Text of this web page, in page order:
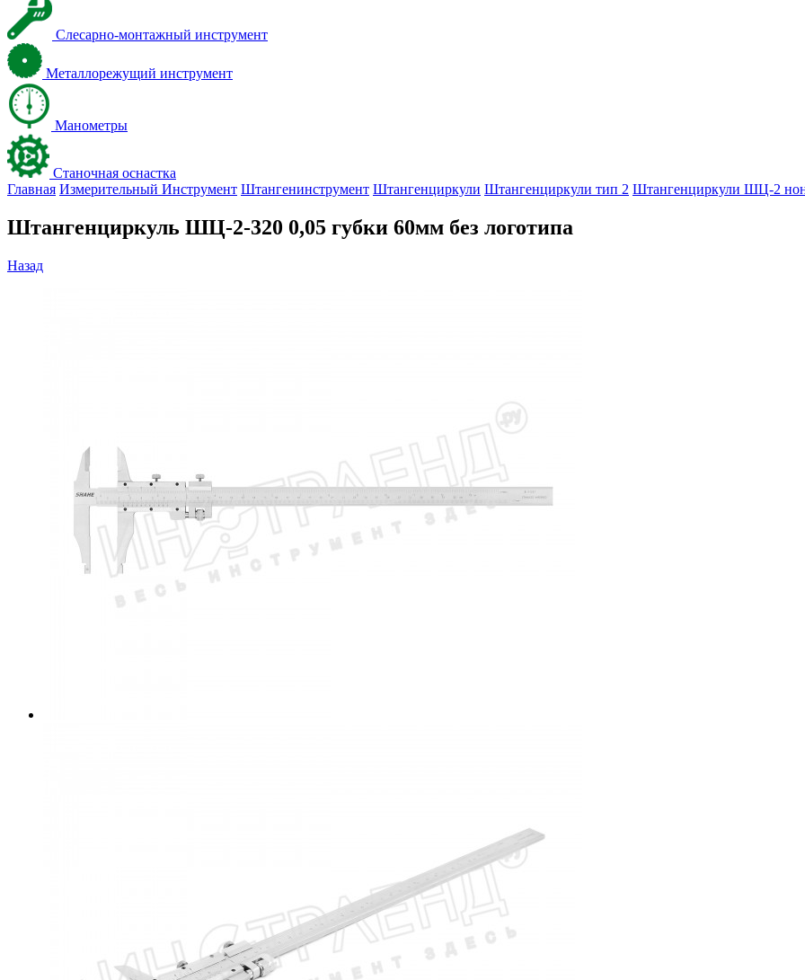
Слесарно-монтажный инструмент
Металлорежущий инструмент
Манометры
Станочная оснастка
Главная Измерительный Инструмент Штангенинструмент Штангенциркули Штангенциркули тип 2 Штангенциркули ШЦ-2
Штангенциркуль ШЦ-2-320 0,05 губки 60мм без логотипа
Назад